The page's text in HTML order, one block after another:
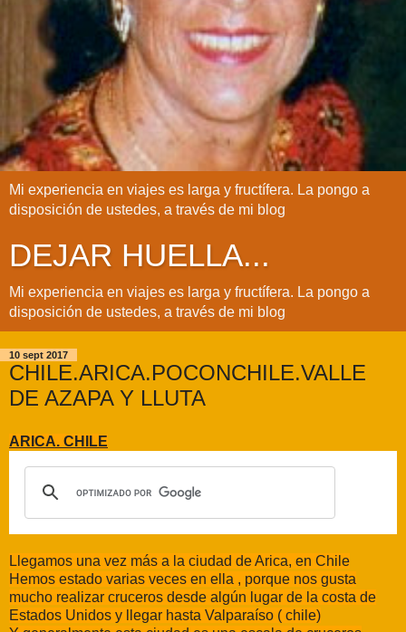
Mi experiencia en viajes es larga y fructífera. La pongo a
disposición de ustedes, a través de mi blog
DEJAR HUELLA...
Mi experiencia en viajes es larga y fructífera. La pongo a
disposición de ustedes, a través de mi blog
10 sept 2017
CHILE.ARICA.POCONCHILE.VALLE
DE AZAPA Y LLUTA
ARICA. CHILE
Llegamos una vez más a la ciudad de Arica, en Chile
Hemos estado varias veces en ella , porque nos gusta
mucho realizar cruceros desde algún lugar de la costa de
Estados Unidos y llegar hasta Valparaíso ( chile)